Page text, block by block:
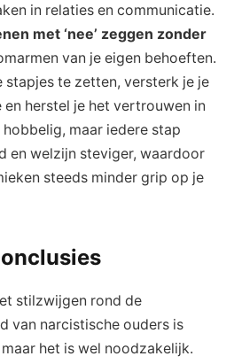
in relaties en communicatie.
met ‘nee’ zeggen zonder
van je eigen behoeften.
stapjes te zetten, versterk je je
herstel je het vertrouwen in
maar iedere stap
en welzijn steviger, waardoor
steeds minder grip op je
stilzwijgen rond de
van narcistische ouders is
het is wel noodzakelijk.